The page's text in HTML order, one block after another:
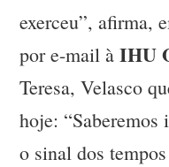
exerceu”, afirma,
por e-mail àIHU
Teresa, Velasco
hoje:
o sinal dos